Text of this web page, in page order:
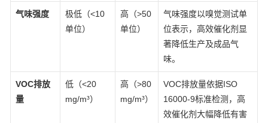
气味强度
极低（<10
单位）
高（>50
单位）
气味强度以嗅觉测试单
位表示，高效催化剂显
著降低生产及成品气
味。
VOC排放
量
低（<20
mg/m³）
高（>80
mg/m³）
VOC排放量依据ISO
16000-9标准检测，高
效催化剂大幅降低有害